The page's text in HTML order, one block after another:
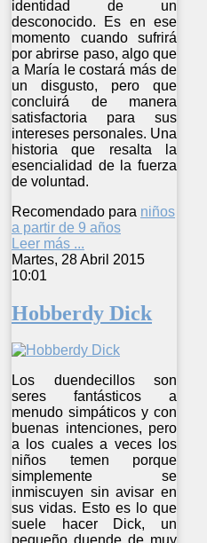
identidad de un
desconocido. Es en ese
momento cuando sufrirá
por abrirse paso, algo que
a María le costará más de
un disgusto, pero que
concluirá de manera
satisfactoria para sus
intereses personales. Una
historia que resalta la
esencialidad de la fuerza
de voluntad.
Recomendado para niños
a partir de 9 años
Leer más ...
Martes, 28 Abril 2015
10:01
Hobberdy Dick
Los duendecillos son
seres fantásticos a
menudo simpáticos y con
buenas intenciones, pero
a los cuales a veces los
niños temen porque
simplemente se
inmiscuyen sin avisar en
sus vidas. Esto es lo que
suele hacer Dick, un